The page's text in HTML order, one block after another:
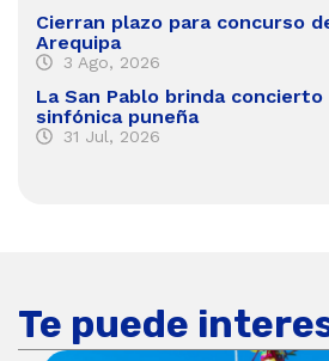
Cierran plazo para concurso
Arequipa
3 Ago, 2026
La San Pablo brinda concierto
sinfónica puneña
31 Jul, 2026
Te puede